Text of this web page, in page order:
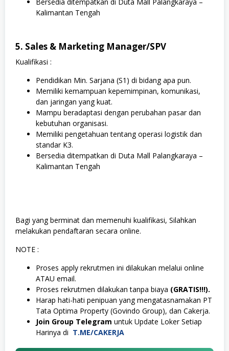
Kalimantan Tengah
5. Sales & Marketing Manager/SPV
Kualifikasi :
Pendidikan Min. Sarjana (S1) di bidang apa pun.
Memiliki kemampuan kepemimpinan, komunikasi,
dan jaringan yang kuat.
Mampu beradaptasi dengan perubahan pasar dan
kebutuhan organisasi.
Memiliki pengetahuan tentang operasi logistik dan
standar K3.
Bersedia ditempatkan di Duta Mall Palangkaraya –
Kalimantan Tengah
Bagi yang berminat dan memenuhi kualifikasi, Silahkan
melakukan pendaftaran secara online.
NOTE :
Proses apply rekrutmen ini dilakukan melalui online
ATAU email.
Proses rekrutmen dilakukan tanpa biaya (GRATIS!!!).
Harap hati-hati penipuan yang mengatasnamakan PT
Tata Optima Property (Govindo Group), dan Cakerja.
Join Group Telegram untuk Update Loker Setiap
Harinya di T.ME/CAKERJA